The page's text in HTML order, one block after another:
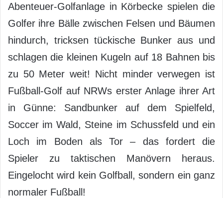
Abenteuer-Golfanlage in Körbecke spielen die
Golfer ihre Bälle zwischen Felsen und Bäumen
hindurch, tricksen tückische Bunker aus und
schlagen die kleinen Kugeln auf 18 Bahnen bis
zu 50 Meter weit! Nicht minder verwegen ist
Fußball-Golf auf NRWs erster Anlage ihrer Art
in Günne: Sandbunker auf dem Spielfeld,
Soccer im Wald, Steine im Schussfeld und ein
Loch im Boden als Tor – das fordert die
Spieler zu taktischen Manövern heraus.
Eingelocht wird kein Golfball, sondern ein ganz
normaler Fußball!